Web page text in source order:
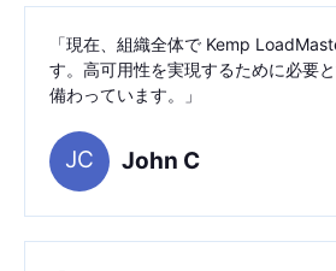
「現在、組織全体で Kemp
す。高可用性を実現するために必要
備わっています。」
JC John C